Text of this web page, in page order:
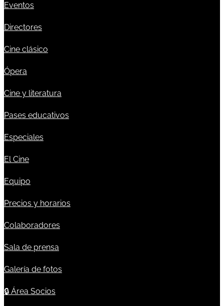
Eventos
Directores
Cine clásico
Ópera
Cine y literatura
Pases educativos
Especiales
El Cine
Equipo
Precios y horarios
Colaboradores
Sala de prensa
Galería de fotos
🔒 Área Socios